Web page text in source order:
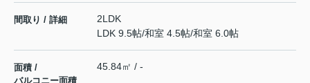
間取り / 詳細
2LDK
LDK 9.5帖/和室 4.5帖/和室 6.0帖
面積 /
バルコニー面積
45.84㎡ / -